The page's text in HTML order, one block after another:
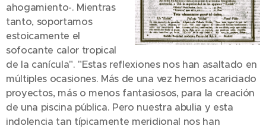
ahogamiento-. Mientras
tanto, soportamos
estoicamente el
sofocante calor tropical
de la canícula". "Estas reflexiones nos han asaltado en
múltiples ocasiones. Más de una vez hemos acariciado
proyectos, más o menos fantasiosos, para la creación
de una piscina pública. Pero nuestra abulia y esta
indolencia tan típicamente meridional nos han